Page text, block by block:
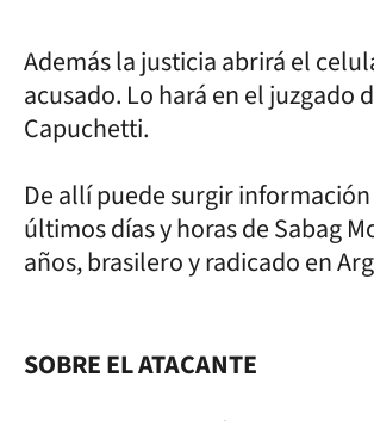
Además la justicia abrirá el
acusado. Lo hará en el juzgado
Capuchetti.
De allí puede surgir
últimos días y horas de Sabag
años, brasilero y radicado en
SOBRE EL ATACANTE